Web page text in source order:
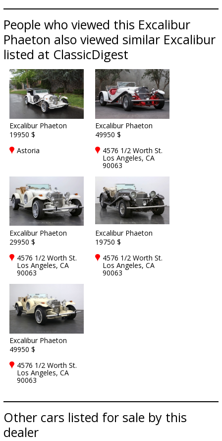
People who viewed this Excalibur
Phaeton also viewed similar Excalibur
listed at ClassicDigest
Excalibur Phaeton
19950 $
Astoria
Excalibur Phaeton
49950 $
4576 1/2 Worth St.
Los Angeles, CA
90063
Excalibur Phaeton
29950 $
4576 1/2 Worth St.
Los Angeles, CA
90063
Excalibur Phaeton
19750 $
4576 1/2 Worth St.
Los Angeles, CA
90063
Excalibur Phaeton
49950 $
4576 1/2 Worth St.
Los Angeles, CA
90063
Other cars listed for sale by this
dealer